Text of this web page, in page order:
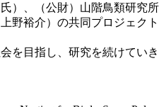
）、（公財）山階鳥類研究所
野裕介）の共同プロジェクト
を目指し、研究を続けていき